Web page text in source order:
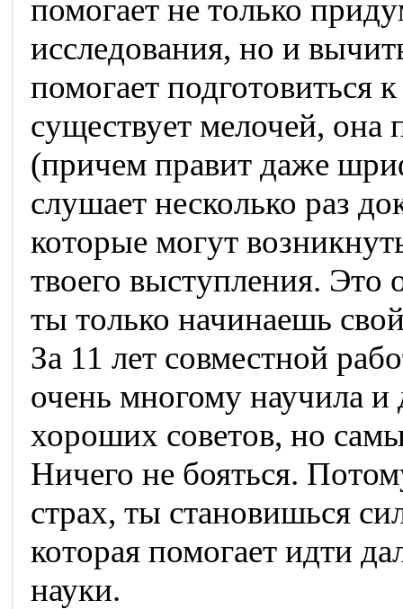
помогает не только
исследования, но и
помогает подготовиться
существует мелочей, она
(причем правит даже
слушает несколько раз
которые могут
твоего выступления. Это
ты только начинаешь
За 11 лет совместной
очень многому научила и
хороших советов, но
Ничего не бояться.
страх, ты становишься
которая помогает идти
науки.